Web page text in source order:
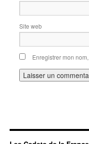
Site web
Enregistrer mon